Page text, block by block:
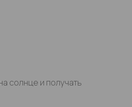
солнце и получать